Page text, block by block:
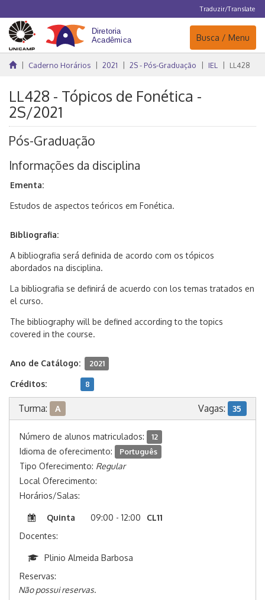
Traduzir/Translate
Navegação
Busca / Menu
Caderno Horários 2021 2S - Pós-Graduação IEL LL428
LL428 - Tópicos de Fonética -
2S/2021
Pós-Graduação
Informações da disciplina
Ementa:
Estudos de aspectos teóricos em Fonética.
Bibliografia:
A bibliografia será definida de acordo com os tópicos
abordados na disciplina.
La bibliografia se definirá de acuerdo con los temas tratados en
el curso.
The bibliography will be defined according to the topics
covered in the course.
Ano de Catálogo: 2021
Créditos: 8
Turma: A Vagas: 35
Número de alunos matriculados: 12
Idioma de oferecimento: Português
Tipo Oferecimento: Regular
Local Oferecimento:
Horários/Salas:
Quinta 09:00 - 12:00
CL11
Docentes:
Plinio Almeida Barbosa
Reservas:
Não possui reservas.